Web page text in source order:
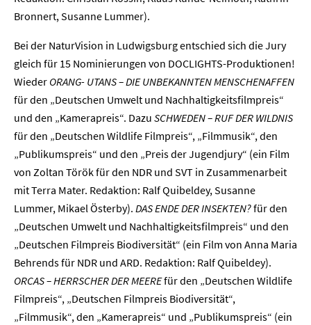
Bronnert, Susanne Lummer).
Bei der NaturVision in Ludwigsburg entschied sich die Jury
gleich für 15 Nominierungen von DOCLIGHTS-Produktionen!
Wieder ORANG- UTANS – DIE UNBEKANNTEN MENSCHENAFFEN
für den „Deutschen Umwelt und Nachhaltigkeitsfilmpreis“
und den „Kamerapreis“. Dazu SCHWEDEN – RUF DER WILDNIS
für den „Deutschen Wildlife Filmpreis“, „Filmmusik“, den
„Publikumspreis“ und den „Preis der Jugendjury“ (ein Film
von Zoltan Török für den NDR und SVT in Zusammenarbeit
mit Terra Mater. Redaktion: Ralf Quibeldey, Susanne
Lummer, Mikael Österby). DAS ENDE DER INSEKTEN?für den
„Deutschen Umwelt und Nachhaltigkeitsfilmpreis“ und den
„Deutschen Filmpreis Biodiversität“ (ein Film von Anna Maria
Behrends für NDR und ARD. Redaktion: Ralf Quibeldey).
ORCAS – HERRSCHER DER MEEREfür den „Deutschen Wildlife
Filmpreis“, „Deutschen Filmpreis Biodiversität“,
„Filmmusik“, den „Kamerapreis“ und „Publikumspreis“ (ein
Home
Unternehmen